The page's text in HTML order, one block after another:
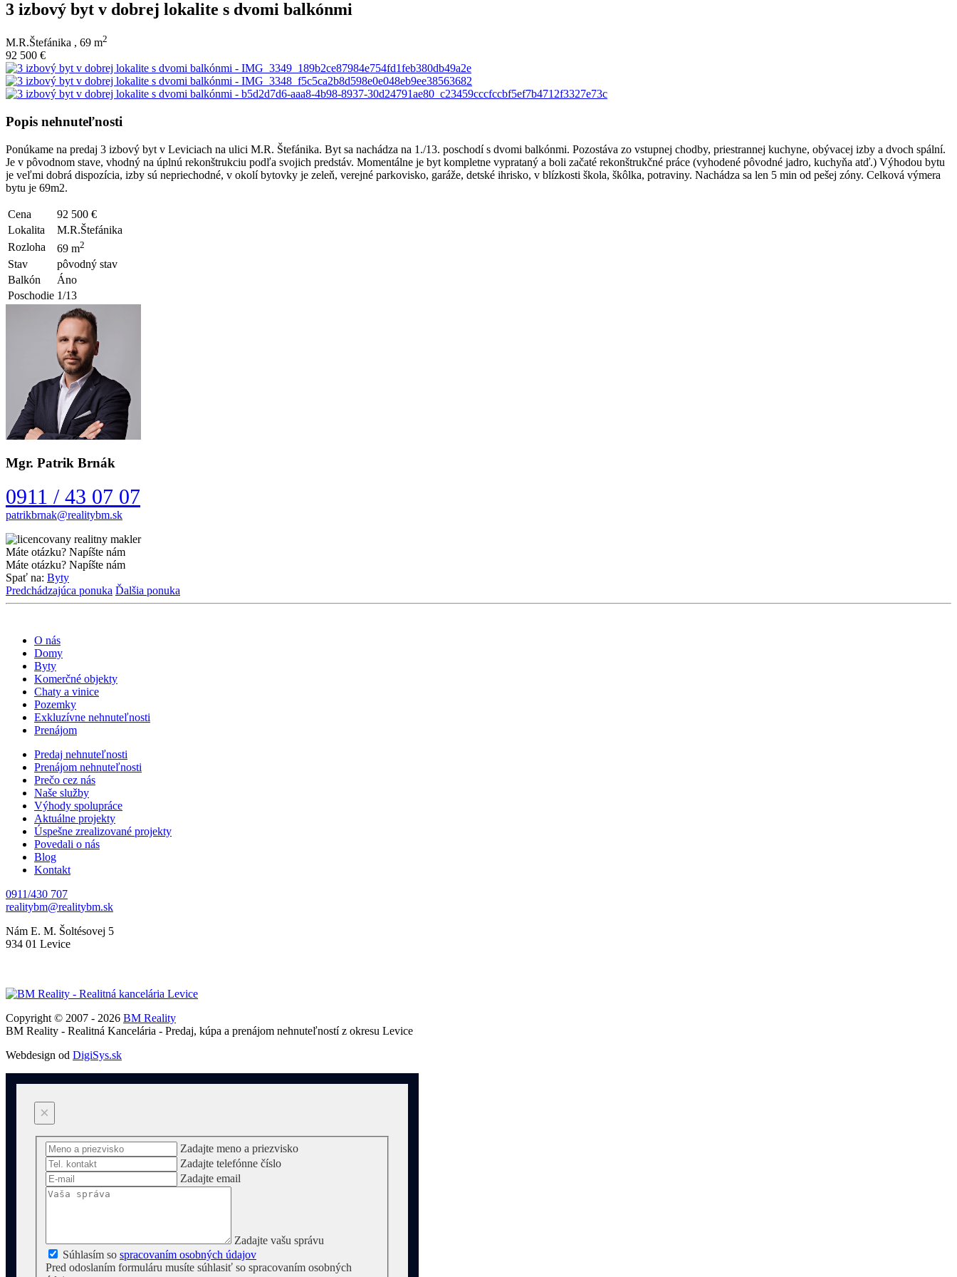
3 izbový byt v dobrej lokalite s dvomi balkónmi
M.R.Štefánika , 69 m2
92 500 €
Popis nehnuteľnosti
Ponúkame na predaj 3 izbový byt v Leviciach na ulici M.R. Štefánika. Byt sa nachádza na 1./13. poschodí s dvomi balkónmi. Pozostáva zo vstupnej chodby, priestrannej kuchyne, obývacej izby a dvoch spální.
Je v pôvodnom stave, vhodný na úplnú rekonštrukciu podľa svojich predstáv. Momentálne je byt kompletne vyprataný a boli začaté rekonštrukčné práce (vyhodené pôvodné jadro, kuchyňa atď.) Výhodou bytu
je veľmi dobrá dispozícia, izby sú nepriechodné, v okolí bytovky je zeleň, verejné parkovisko, garáže, detské ihrisko, v blízkosti škola, škôlka, potraviny. Nachádza sa len 5 min od pešej zóny. Celková výmera
bytu je 69m2.
Cena
92 500 €
Lokalita
M.R.Štefánika
Rozloha
69 m2
Stav
pôvodný stav
Balkón
Áno
Poschodie 1/13
Mgr. Patrik Brnák
0911 / 43 07 07
Máte otázku? Napíšte nám
Máte otázku? Napíšte nám
Spať na: Byty
Predchádzajúca ponuka Ďalšia ponuka
O nás
Domy
Byty
Komerčné objekty
Chaty a vinice
Pozemky
Exkluzívne nehnuteľnosti
Prenájom
Predaj nehnuteľnosti
Prenájom nehnuteľnosti
Prečo cez nás
Naše služby
Výhody spolupráce
Aktuálne projekty
Úspešne zrealizované projekty
Povedali o nás
Blog
Kontakt
0911/430 707
Nám E. M. Šoltésovej 5
934 01 Levice
Copyright © 2007 - 2026 BM Reality
BM Reality - Realitná Kancelária - Predaj, kúpa a prenájom nehnuteľností z okresu Levice
Webdesign od DigiSys.sk
×
Zadajte meno a priezvisko
Zadajte telefónne číslo
Zadajte email
Zadajte vašu správu
Súhlasím so spracovaním osobných údajov
Pred odoslaním formuláru musíte súhlasiť so spracovaním osobných